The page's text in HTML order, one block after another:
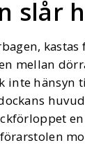
slår
mellan
inte hänsyn